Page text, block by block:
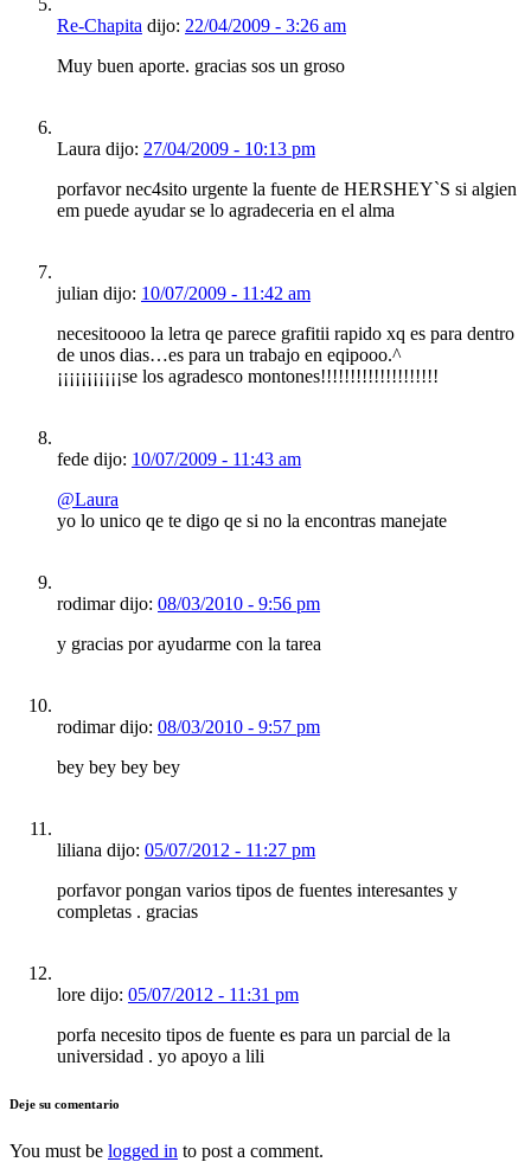
Re-Chapita dijo: 22/04/2009 - 3:26 am
Muy buen aporte. gracias sos un groso
Laura dijo: 27/04/2009 - 10:13 pm
porfavor nec4sito urgente la fuente de HERSHEY`S si algien
em puede ayudar se lo agradeceria en el alma
julian dijo: 10/07/2009 - 11:42 am
necesitoooo la letra qe parece grafitii rapido xq es para dentro
de unos dias…es para un trabajo en eqipooo.^
¡¡¡¡¡¡¡¡¡¡¡se los agradesco montones!!!!!!!!!!!!!!!!!!!!
fede dijo: 10/07/2009 - 11:43 am
@Laura
yo lo unico qe te digo qe si no la encontras manejate
rodimar dijo: 08/03/2010 - 9:56 pm
y gracias por ayudarme con la tarea
rodimar dijo: 08/03/2010 - 9:57 pm
bey bey bey bey
liliana dijo: 05/07/2012 - 11:27 pm
porfavor pongan varios tipos de fuentes interesantes y
completas . gracias
lore dijo: 05/07/2012 - 11:31 pm
porfa necesito tipos de fuente es para un parcial de la
universidad . yo apoyo a lili
Deje su comentario
You must be logged in to post a comment.